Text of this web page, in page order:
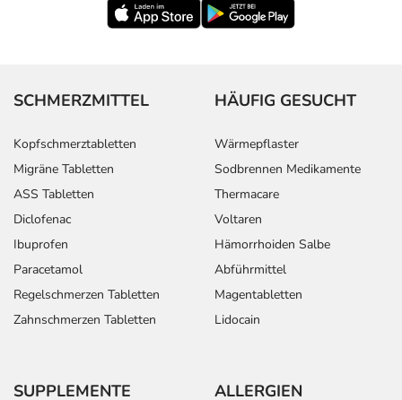
SCHMERZMITTEL
Kopfschmerztabletten
Migräne Tabletten
ASS Tabletten
Diclofenac
Ibuprofen
Paracetamol
Regelschmerzen Tabletten
Zahnschmerzen Tabletten
HÄUFIG GESUCHT
Wärmepflaster
Sodbrennen Medikamente
Thermacare
Voltaren
Hämorrhoiden Salbe
Abführmittel
Magentabletten
Lidocain
SUPPLEMENTE ALLERGIEN